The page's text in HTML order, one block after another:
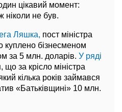
цікавий момент:
ніколи не був.
Ляшка, пост міністра
куплено бізнесменом
за 5 млн. доларів. У ряді
за крісло міністра
кілька років займався
«Батьківщині» 10 млн.